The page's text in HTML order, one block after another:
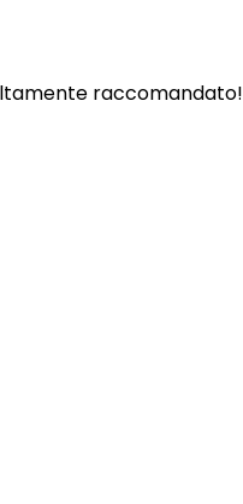
raccomandato!